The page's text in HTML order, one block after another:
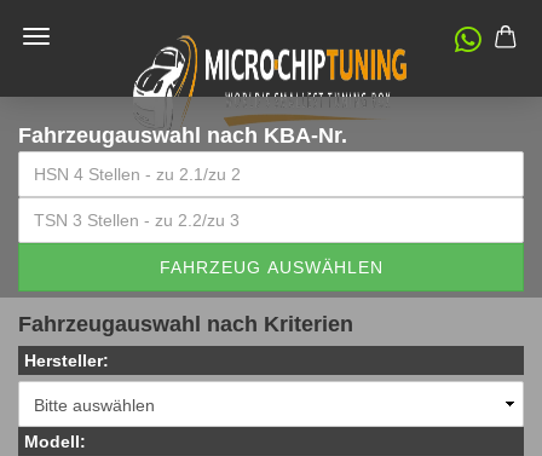
Fahrzeugauswahl nach KBA-Nr.
FAHRZEUG AUSWÄHLEN
Fahrzeugauswahl nach Kriterien
Hersteller:
Modell: